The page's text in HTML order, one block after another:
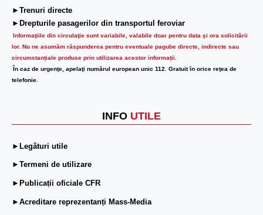
►Trenuri directe
►Drepturile pasagerilor din transportul feroviar
Informaţiile din circulaţie sunt variabile, valabile doar pentru data şi ora solicitării
lor. Nu ne asumăm răspunderea pentru eventuale pagube directe, indirecte sau
circumstanțiale produse prin utilizarea acestor informații.
În caz de urgenţe, apelaţi numărul european unic 112. Gratuit în orice reţea de
telefonie.
INFO UTILE
►Legături utile
►Termeni de utilizare
►Publicații oficiale CFR
►Acreditare reprezentanți Mass-Media